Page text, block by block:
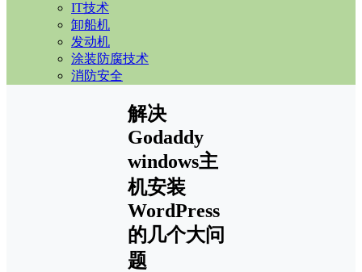
IT技术
卸船机
发动机
涂装防腐技术
消防安全
解决
Godaddy
windows主
机安装
WordPress
的几个大问
题